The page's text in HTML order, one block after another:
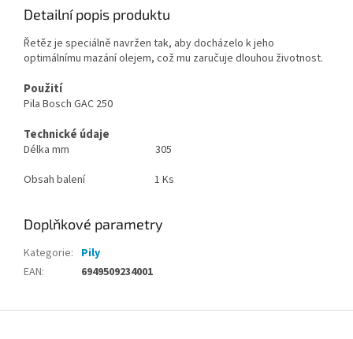
Detailní popis produktu
Řetěz je speciálně navržen tak, aby docházelo k jeho
optimálnímu mazání olejem, což mu zaručuje dlouhou životnost.
Použití
Pila Bosch GAC 250
Technické údaje
Délka mm
305
Obsah balení
1 Ks
Doplňkové parametry
Kategorie: Pily
EAN: 6949509234001